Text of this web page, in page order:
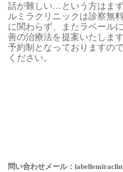
話が難しい…という方はま
ルミラクリニックは診察無
に関わらず、またラベール
善の治療法を提案いたしま
予約制となっておりますの
ください。
問い合わせメール：